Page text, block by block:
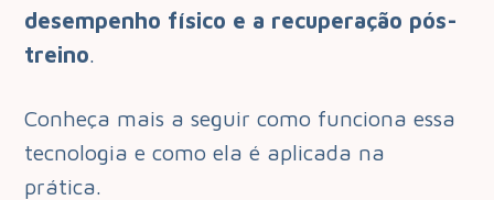
desempenho físico e a recuperação pós-
treino.
Conheça mais a seguir como funciona essa
tecnologia e como ela é aplicada na
prática.